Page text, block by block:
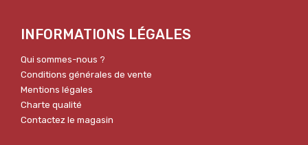
INFORMATIONS LÉGALES
Qui sommes-nous ?
Conditions générales de vente
Mentions légales
Charte qualité
Contactez le magasin